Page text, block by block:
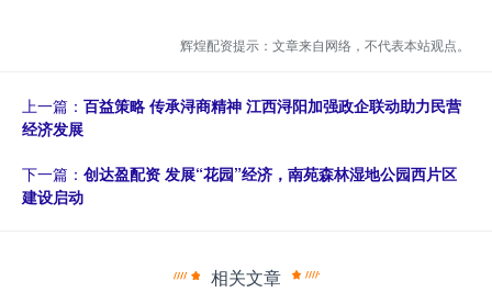
辉煌配资提示：文章来自网络，不代表本站观点。
上一篇： 百益策略 传承浔商精神 江西浔阳加强政企联动助力民营
经济发展
下一篇： 创达盈配资 发展“花园”经济，南苑森林湿地公园西片区
建设启动
相关文章